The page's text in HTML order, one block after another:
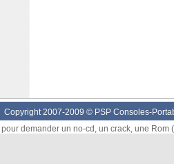
Copyright 2007-2009 © PSP Consoles-
demander un no-cd, un crack, une